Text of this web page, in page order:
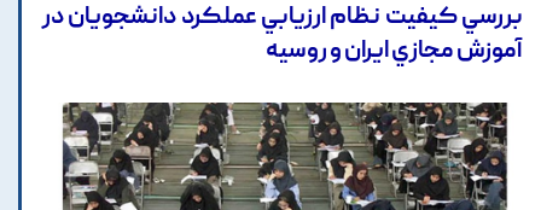
بررسي کيفيت نظام ارزيابي عملکرد دانشجويان در
آموزش مجازي ايران و روسيه